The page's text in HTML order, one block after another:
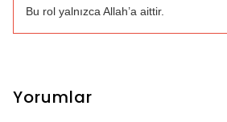
Bu rol yalnızca Allah’a aittir.
Yorumlar